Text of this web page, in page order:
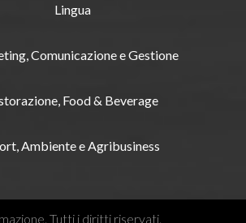
Lingua
Comunicazione e Gestione
Food & Beverage
Ambiente e Agribusiness
Tutti i diritti riservati.